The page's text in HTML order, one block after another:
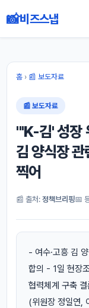
📸비즈스냅
홈› 📰 보도자료
📰 보도자료
"'K-김' 성장
김 양식장
찍어
📰 출처: 정책브리핑📅
- 여수·고흥 김
합의 - 1일 현장
협력체계 구축
(위원장 정일연,